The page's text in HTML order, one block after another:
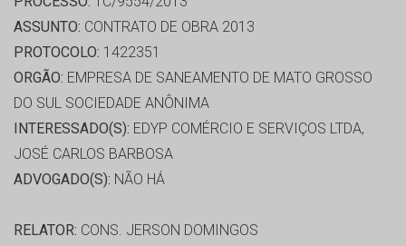
ASSUNTO: CONTRATO DE OBRA 2013
PROTOCOLO: 1422351
ORGÃO: EMPRESA DE SANEAMENTO DE MATO GROSSO
DO SUL SOCIEDADE ANÔNIMA
INTERESSADO(S): EDYP COMÉRCIO E SERVIÇOS LTDA,
JOSÉ CARLOS BARBOSA
ADVOGADO(S): NÃO HÁ
RELATOR: CONS. JERSON DOMINGOS